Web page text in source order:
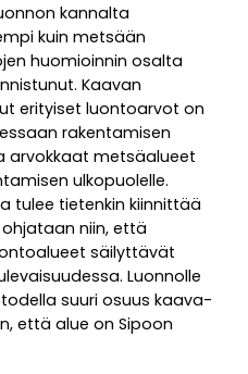
kannalta
kuin metsään
huomioinnin osalta
Kaavan
erityiset luontoarvot on
rakentamisen
arvokkaat metsäalueet
ulkopuolelle.
tulee tietenkin kiinnittää
niin, että
säilyttävät
Luonnolle
suuri osuus kaava-
että alue on Sipoon